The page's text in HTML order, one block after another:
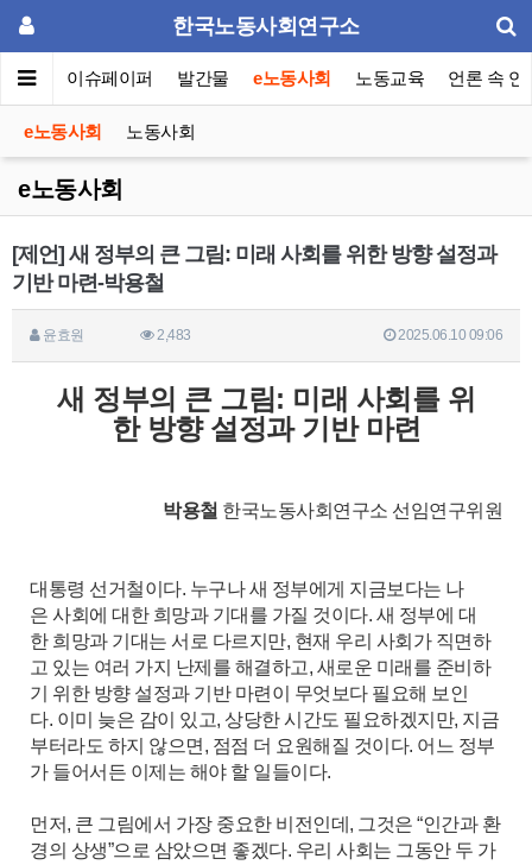
한국노동사회연구소
포럼 이슈페이퍼 발간물 e노동사회 노동교육 언론 속 연
e노동사회 노동사회
e노동사회
[제언] 새 정부의 큰 그림: 미래 사회를 위한 방향 설정과
기반 마련-박용철
윤효원 2,483 2025.06.10 09:06
새 정부의 큰 그림: 미래 사회를 위
한 방향 설정과 기반 마련
박용철 한국노동사회연구소 선임연구위원
대통령 선거철이다. 누구나 새 정부에게 지금보다는 나
은 사회에 대한 희망과 기대를 가질 것이다. 새 정부에 대
한 희망과 기대는 서로 다르지만, 현재 우리 사회가 직면하
고 있는 여러 가지 난제를 해결하고, 새로운 미래를 준비하
기 위한 방향 설정과 기반 마련이 무엇보다 필요해 보인
다. 이미 늦은 감이 있고, 상당한 시간도 필요하겠지만, 지금
부터라도 하지 않으면, 점점 더 요원해질 것이다. 어느 정부
가 들어서든 이제는 해야 할 일들이다.
먼저, 큰 그림에서 가장 중요한 비전인데, 그것은 “인간과 환
경의 상생”으로 삼았으면 좋겠다. 우리 사회는 그동안 두 가